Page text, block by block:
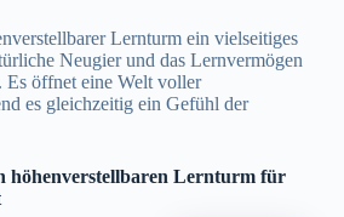
Lernturm ein vielseitiges
Neugier und das Lernvermögen
Es öffnet eine Welt voller
es gleichzeitig ein Gefühl der
höhenverstellbaren Lernturm für